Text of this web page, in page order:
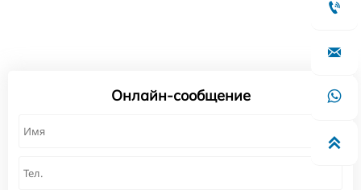
Онлайн-сообщение



